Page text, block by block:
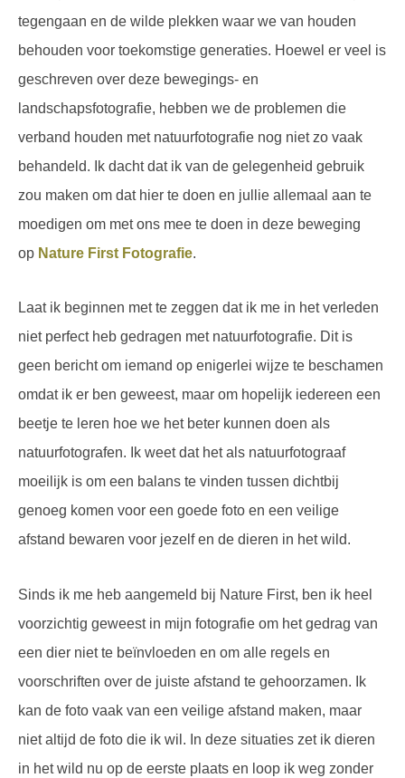
tegengaan en de wilde plekken waar we van houden
behouden voor toekomstige generaties. Hoewel er veel is
geschreven over deze bewegings- en
landschapsfotografie, hebben we de problemen die
verband houden met natuurfotografie nog niet zo vaak
behandeld. Ik dacht dat ik van de gelegenheid gebruik
zou maken om dat hier te doen en jullie allemaal aan te
moedigen om met ons mee te doen in deze beweging
op Nature First Fotografie.
Laat ik beginnen met te zeggen dat ik me in het verleden
niet perfect heb gedragen met natuurfotografie. Dit is
geen bericht om iemand op enigerlei wijze te beschamen
omdat ik er ben geweest, maar om hopelijk iedereen een
beetje te leren hoe we het beter kunnen doen als
natuurfotografen. Ik weet dat het als natuurfotograaf
moeilijk is om een balans te vinden tussen dichtbij
genoeg komen voor een goede foto en een veilige
afstand bewaren voor jezelf en de dieren in het wild.
Sinds ik me heb aangemeld bij Nature First, ben ik heel
voorzichtig geweest in mijn fotografie om het gedrag van
een dier niet te beïnvloeden en om alle regels en
voorschriften over de juiste afstand te gehoorzamen. Ik
kan de foto vaak van een veilige afstand maken, maar
niet altijd de foto die ik wil. In deze situaties zet ik dieren
in het wild nu op de eerste plaats en loop ik weg zonder